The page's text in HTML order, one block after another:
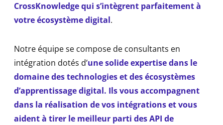
CrossKnowledge qui s’intègrent parfaitement à
votre écosystème digital.
Notre équipe se compose de consultants en
intégration dotés d’une solide expertise dans le
domaine des technologies et des écosystèmes
d’apprentissage digital. Ils vous accompagnent
dans la réalisation de vos intégrations et vous
aident à tirer le meilleur parti des API de